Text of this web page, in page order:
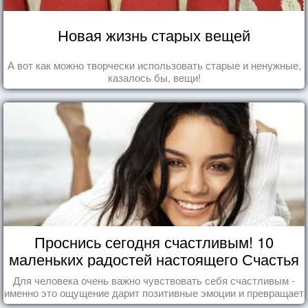
Новая жизнь старых вещей
А вот как можно творчески использовать старые и ненужные,
казалось бы, вещи!
Проснись сегодня счастливым! 10
маленьких радостей настоящего Счастья
Для человека очень важно чувствовать себя счастливым -
именно это ощущение дарит позитивные эмоции и превращает
каждый день в маленький праздник.